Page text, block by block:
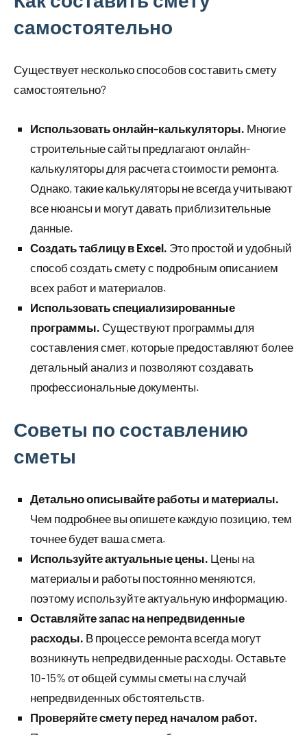
самостоятельно
Существует несколько способов составить смету
самостоятельно?
Использовать онлайн-калькуляторы. Многие
строительные сайты предлагают онлайн-
калькуляторы для расчета стоимости ремонта.
Однако, такие калькуляторы не всегда учитывают
все нюансы и могут давать приблизительные
данные.
Создать таблицу в Excel. Это простой и удобный
способ создать смету с подробным описанием
всех работ и материалов.
Использовать специализированные
программы. Существуют программы для
составления смет, которые предоставляют более
детальный анализ и позволяют создавать
профессиональные документы.
Советы по составлению
сметы
Детально описывайте работы и материалы.
Чем подробнее вы опишете каждую позицию, тем
точнее будет ваша смета.
Используйте актуальные цены. Цены на
материалы и работы постоянно меняются,
поэтому используйте актуальную информацию.
Оставляйте запас на непредвиденные
расходы. В процессе ремонта всегда могут
возникнуть непредвиденные расходы. Оставьте
10-15% от общей суммы сметы на случай
непредвиденных обстоятельств.
Проверяйте смету перед началом работ.